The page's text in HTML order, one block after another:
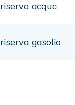
riserva acqua
riserva gasolio